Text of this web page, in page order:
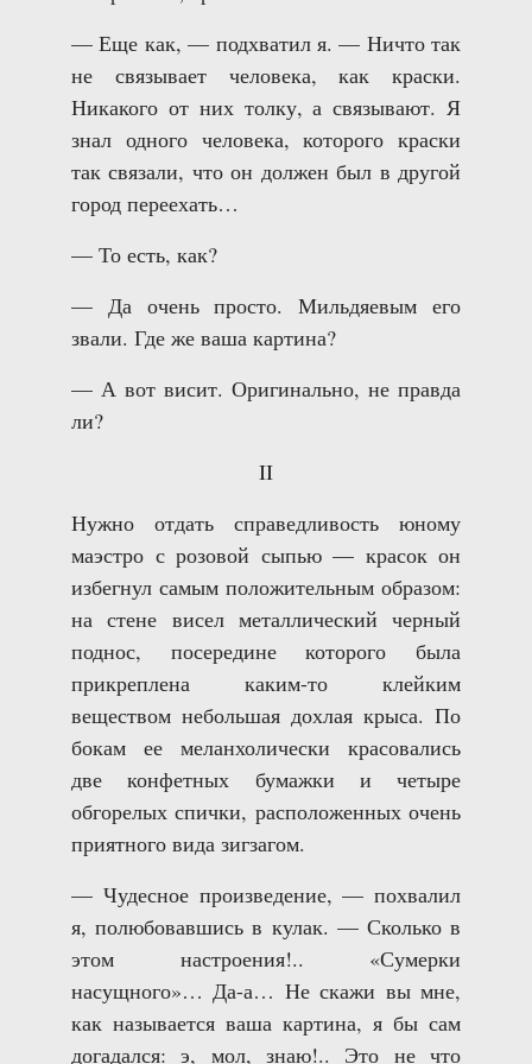
— Еще как, — подхватил я. — Ничто так
не связывает человека, как краски.
Никакого от них толку, а связывают. Я
знал одного человека, которого краски
так связали, что он должен был в другой
город переехать…
— То есть, как?
— Да очень просто. Мильдяевым его
звали. Где же ваша картина?
— А вот висит. Оригинально, не правда
ли?
II
Нужно отдать справедливость юному
маэстро с розовой сыпью — красок он
избегнул самым положительным образом:
на стене висел металлический черный
поднос, посередине которого была
прикреплена каким-то клейким
веществом небольшая дохлая крыса. По
бокам ее меланхолически красовались
две конфетных бумажки и четыре
обгорелых спички, расположенных очень
приятного вида зигзагом.
— Чудесное произведение, — похвалил
я, полюбовавшись в кулак. — Сколько в
этом настроения!.. «Сумерки
насущного»… Да-а… Не скажи вы мне,
как называется ваша картина, я бы сам
догадался: э, мол, знаю!.. Это не что